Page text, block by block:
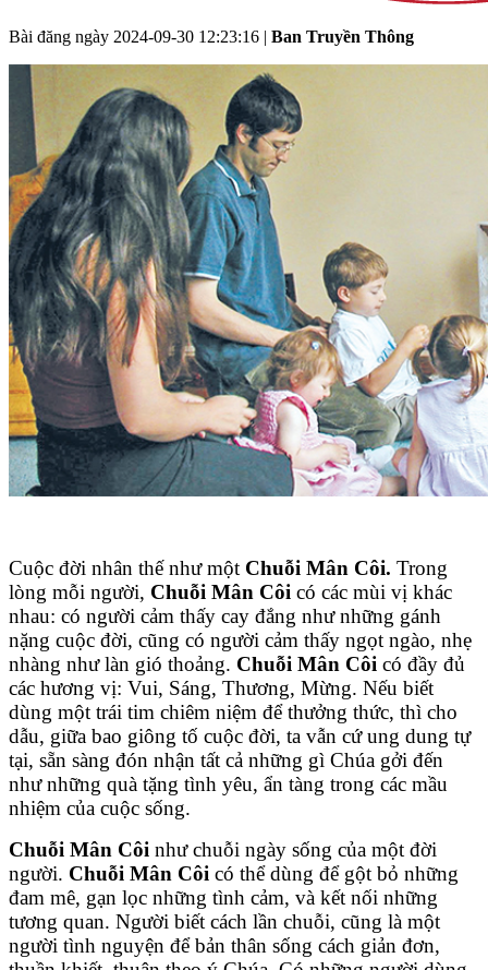
Bài đăng ngày 2024-09-30 12:23:16 | Ban Truyền Thông
Cuộc đời nhân thế như một Chuỗi Mân Côi. Trong
lòng mỗi người, Chuỗi Mân Côi có các mùi vị khác
nhau: có người cảm thấy cay đắng như những gánh
nặng cuộc đời, cũng có người cảm thấy ngọt ngào, nhẹ
nhàng như làn gió thoảng. Chuỗi Mân Côi có đầy đủ
các hương vị: Vui, Sáng, Thương, Mừng. Nếu biết
dùng một trái tim chiêm niệm để thưởng thức, thì cho
dẫu, giữa bao giông tố cuộc đời, ta vẫn cứ ung dung tự
tại, sẵn sàng đón nhận tất cả những gì Chúa gởi đến
như những quà tặng tình yêu, ẩn tàng trong các mầu
nhiệm của cuộc sống.
Chuỗi Mân Côi như chuỗi ngày sống của một đời
người. Chuỗi Mân Côi có thể dùng để gột bỏ những
đam mê, gạn lọc những tình cảm, và kết nối những
tương quan. Người biết cách lần chuỗi, cũng là một
người tình nguyện để bản thân sống cách giản đơn,